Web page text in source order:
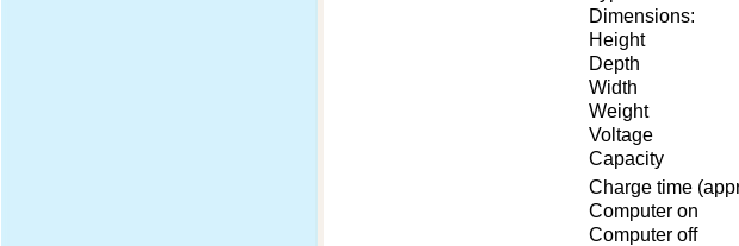
Dimensions:
Height
Depth
Width
Weight
Voltage
Capacity
Charge time
Computer on
Computer off